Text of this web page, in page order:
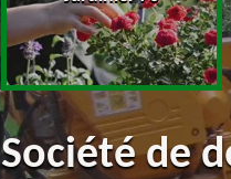
Société de